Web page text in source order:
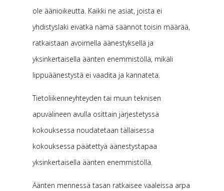
ole äänioikeutta. Kaikki ne asiat, joista ei
yhdistyslaki eivätkä nämä säännöt toisin määrää,
ratkaistaan avoimella äänestyksellä ja
yksinkertaisella äänten enemmistöllä, mikäli
lippuäänestystä ei vaadita ja kannateta.
Tietoliikenneyhteyden tai muun teknisen
apuvälineen avulla osittain järjestetyssä
kokouksessa noudatetaan tällaisessa
kokouksessa päätettyä äänestystapaa
yksinkertaisella äänten enemmistöllä.
Äänten mennessä tasan ratkaisee vaaleissa arpa